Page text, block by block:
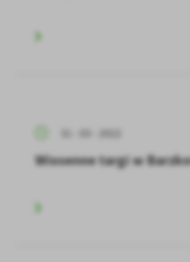
31 - 03 - 2022
Wiosenne targi w